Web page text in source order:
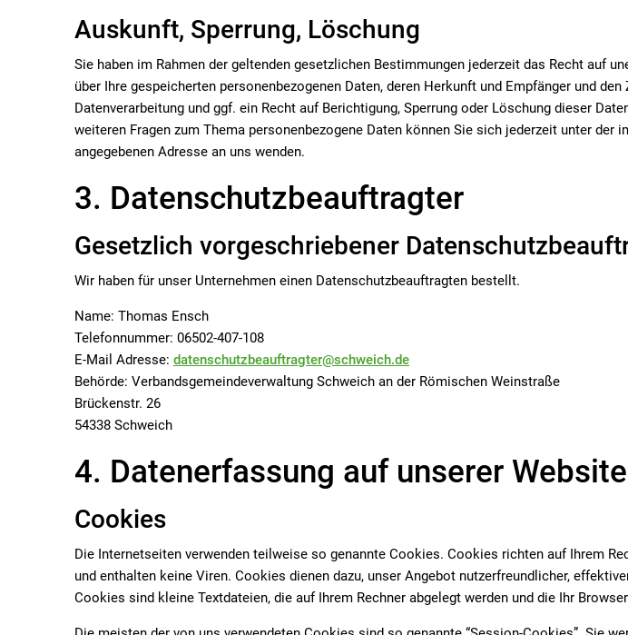
Auskunft, Sperrung, Löschung
Sie haben im Rahmen der geltenden gesetzlichen Bestimmungen jederzeit das Recht auf
über Ihre gespeicherten personenbezogenen Daten, deren Herkunft und Empfänger und den
Datenverarbeitung und ggf. ein Recht auf Berichtigung, Sperrung oder Löschung dieser
weiteren Fragen zum Thema personenbezogene Daten können Sie sich jederzeit unter der
angegebenen Adresse an uns wenden.
3. Datenschutzbeauftragter
Gesetzlich vorgeschriebener
Wir haben für unser Unternehmen einen Datenschutzbeauftragten bestellt.
Name: Thomas Ensch
Telefonnummer: 06502-407-108
E-Mail Adresse: datenschutzbeauftragter@schweich.de
Behörde: Verbandsgemeindeverwaltung Schweich an der Römischen Weinstraße
Brückenstr. 26
54338 Schweich
4. Datenerfassung auf unserer Website
Cookies
Die Internetseiten verwenden teilweise so genannte Cookies. Cookies richten auf Ihrem
und enthalten keine Viren. Cookies dienen dazu, unser Angebot nutzerfreundlicher,
Cookies sind kleine Textdateien, die auf Ihrem Rechner abgelegt werden und die Ihr